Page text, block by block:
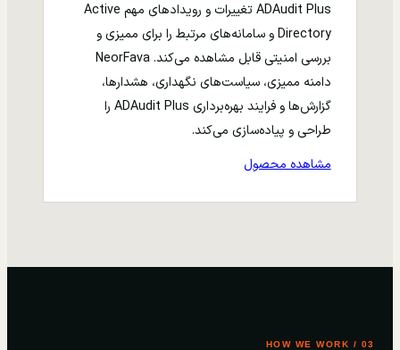
ADAudit Plus تغییرات و رویدادهای مهم Active
Directory و سامانه‌های مرتبط را برای ممیزی و
بررسی امنیتی قابل مشاهده می‌کند. NeorFava
دامنه ممیزی، سیاست‌های نگهداری، هشدارها،
گزارش‌ها و فرایند بهره‌برداری ADAudit Plus را
طراحی و پیاده‌سازی می‌کند.
مشاهده محصول
03 / HOW WE WORK